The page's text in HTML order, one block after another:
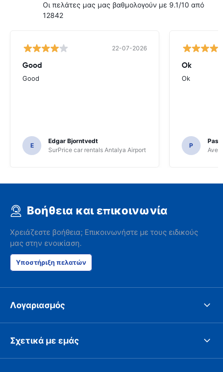
Οι πελάτες μας μας βαθμολογούν με 9.1/10 από
12842
22-07-2026
Good
Good
E
Edgar Bjorntvedt
SurPrice car rentals Antalya Airport
Ok
Ok
P
Avec
Βοήθεια και επικοινωνία
Χρειάζεστε βοήθεια; Επικοινωνήστε με τους ειδικούς
μας στην ενοικίαση.
Υποστήριξη πελατών
Λογαριασμός
Σχετικά με εμάς